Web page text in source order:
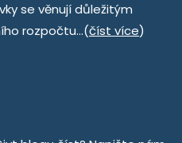
se věnují důležitým
rozpočtu…(číst více)